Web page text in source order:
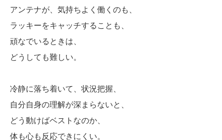
アンテナが、気持ちよく働くのも、
ラッキーをキャッチすることも、
頑なでいるときは、
どうしても難しい。
冷静に落ち着いて、状況把握、
自分自身の理解が深まらないと、
どう動けばベストなのか、
体も心も反応できにくい。